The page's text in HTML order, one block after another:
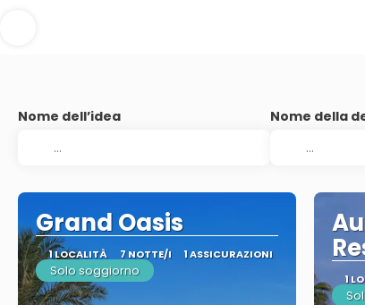
Nome dell’idea Nome della
Grand Oasis
1 LOCALITÀ 7 NOTTE/I 1 ASSICURAZIONI
Solo soggiorno 1